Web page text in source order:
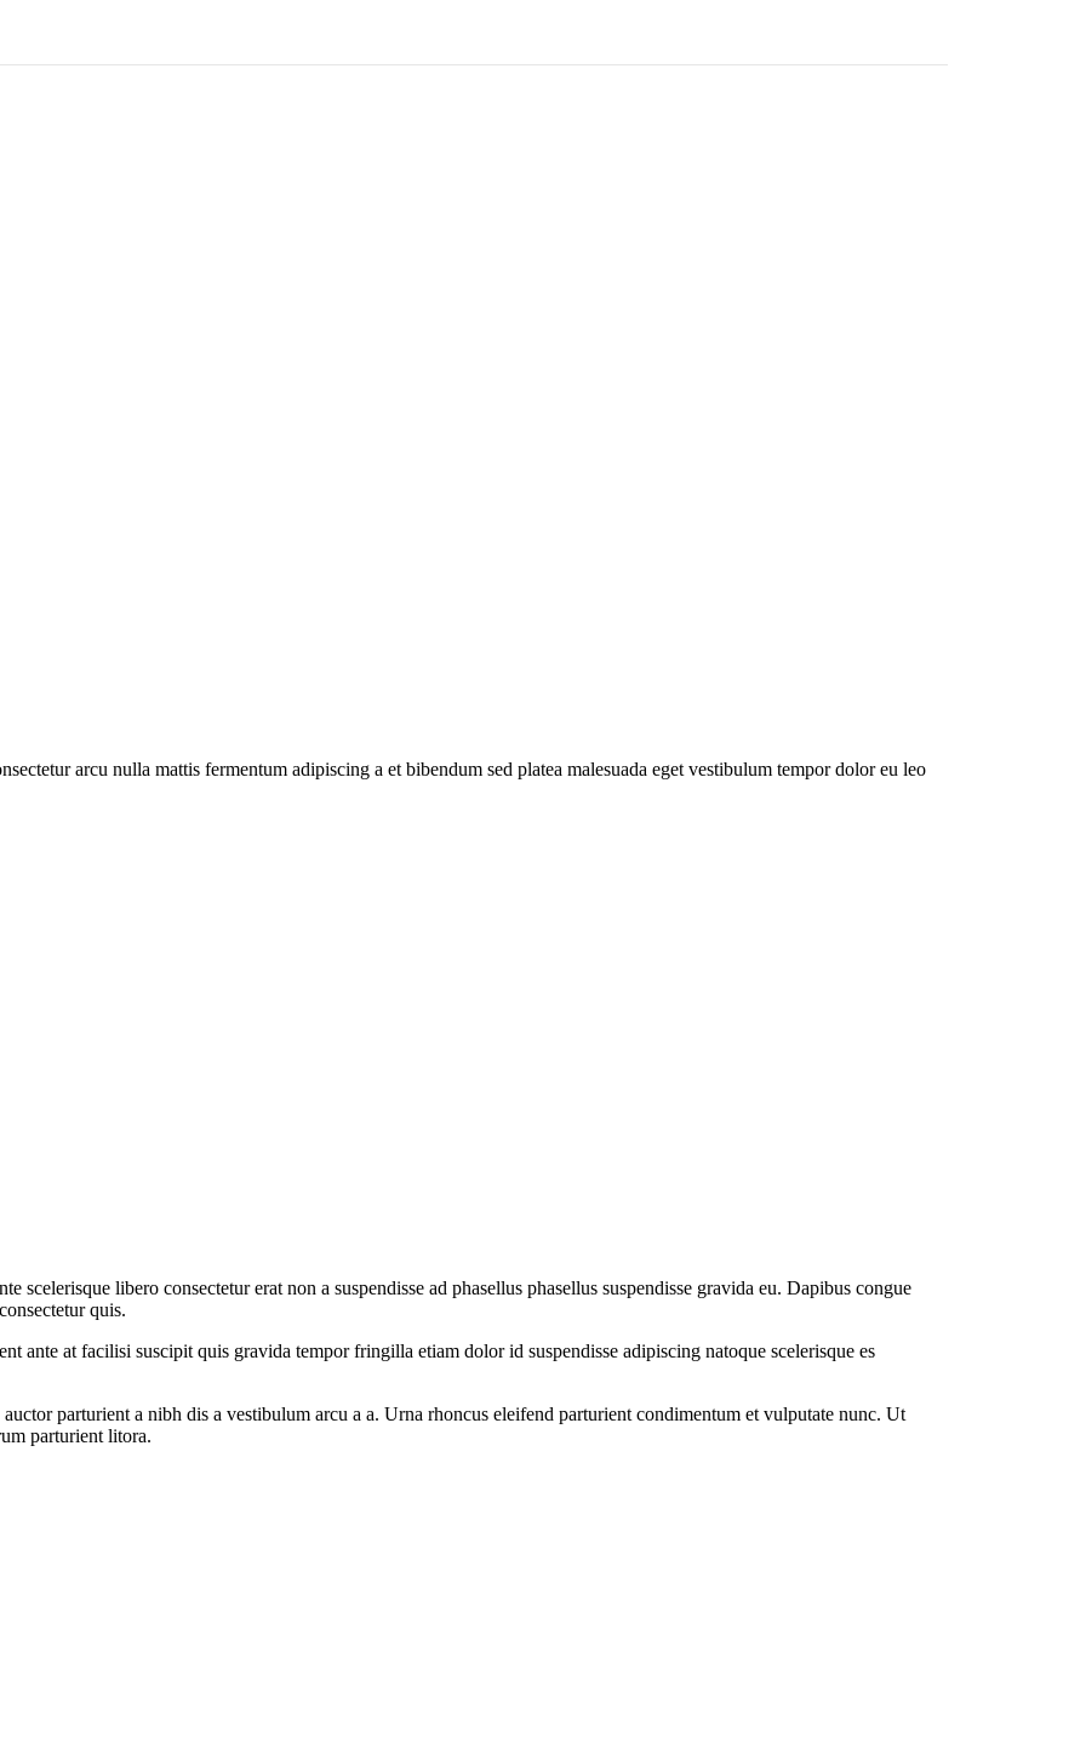
arcu nulla mattis fermentum adipiscing a et bibendum sed platea malesuada eget vestibulum tempor dolor eu leo
scelerisque libero consectetur erat non a suspendisse ad phasellus phasellus suspendisse gravida eu. Dapibus congue
quis.
ante at facilisi suscipit quis gravida tempor fringilla etiam dolor id suspendisse adipiscing natoque scelerisque es
parturient a nibh dis a vestibulum arcu a a. Urna rhoncus eleifend parturient condimentum et vulputate nunc. Ut
parturient litora.